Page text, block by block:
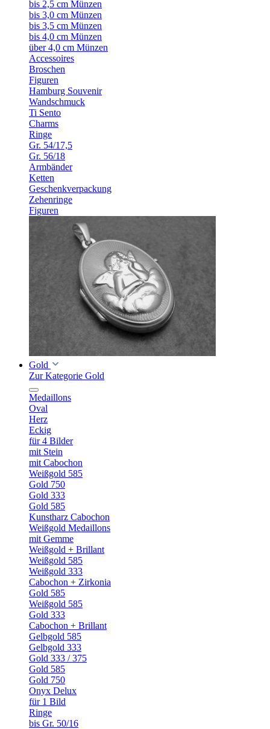
bis 2,5 cm Münzen
bis 3,0 cm Münzen
bis 3,5 cm Münzen
bis 4,0 cm Münzen
über 4,0 cm Münzen
Accessoires
Broschen
Figuren
Hamburg Souvenir
Wandschmuck
Ti Sento
Charms
Ringe
Gr. 54/17,5
Gr. 56/18
Armbänder
Ketten
Geschenkverpackung
Zehenringe
Figuren
Gold
Zur Kategorie Gold
Medaillons
Oval
Herz
Eckig
für 4 Bilder
mit Stein
mit Cabochon
Weißgold 585
Gold 750
Gold 333
Gold 585
Kunstharz Cabochon
Weißgold Medaillons
mit Gemme
Weißgold + Brillant
Weißgold 585
Weißgold 333
Cabochon + Zirkonia
Gold 585
Weißgold 585
Gold 333
Cabochon + Brillant
Gelbgold 585
Gelbgold 333
Gold 333 / 375
Gold 585
Gold 750
Onyx Delux
für 1 Bild
Ringe
bis Gr. 50/16